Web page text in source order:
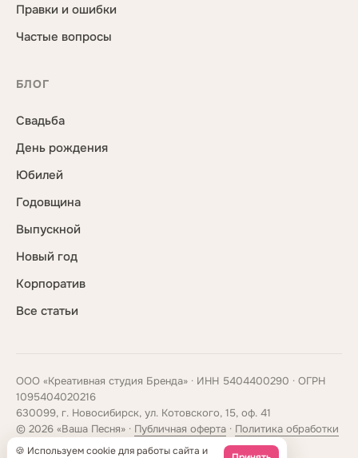
Правки и ошибки
Частые вопросы
БЛОГ
Свадьба
День рождения
Юбилей
Годовщина
Выпускной
Новый год
Корпоратив
Все статьи
ООО «Креативная студия Бренда» · ИНН 5404400290 · ОГРН
1095404020216
630099, г. Новосибирск, ул. Котовского, 15, оф. 41
© 2026 «Ваша Песня» · Публичная оферта · Политика обработки
данных
🍪 Используем cookie для работы сайта и